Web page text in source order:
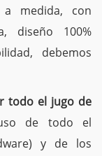
medida, con
diseño 100%
debemos
todo el jugo de
de todo el
y de los